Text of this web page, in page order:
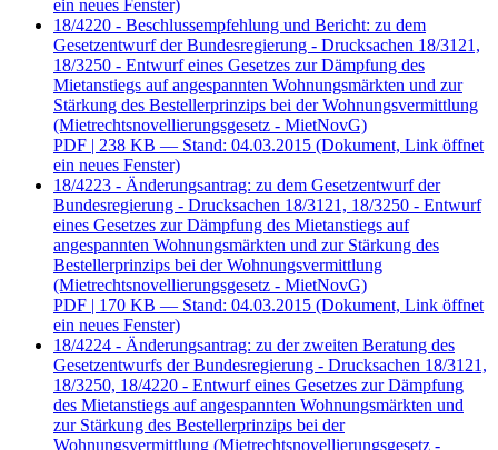
ein neues Fenster)
18/4220 - Beschlussempfehlung und Bericht: zu dem
Gesetzentwurf der Bundesregierung - Drucksachen 18/3121,
18/3250 - Entwurf eines Gesetzes zur Dämpfung des
Mietanstiegs auf angespannten Wohnungsmärkten und zur
Stärkung des Bestellerprinzips bei der Wohnungsvermittlung
(Mietrechtsnovellierungsgesetz - MietNovG)
PDF | 238 KB — Stand: 04.03.2015 (Dokument, Link öffnet
ein neues Fenster)
18/4223 - Änderungsantrag: zu dem Gesetzentwurf der
Bundesregierung - Drucksachen 18/3121, 18/3250 - Entwurf
eines Gesetzes zur Dämpfung des Mietanstiegs auf
angespannten Wohnungsmärkten und zur Stärkung des
Bestellerprinzips bei der Wohnungsvermittlung
(Mietrechtsnovellierungsgesetz - MietNovG)
PDF | 170 KB — Stand: 04.03.2015 (Dokument, Link öffnet
ein neues Fenster)
18/4224 - Änderungsantrag: zu der zweiten Beratung des
Gesetzentwurfs der Bundesregierung - Drucksachen 18/3121,
18/3250, 18/4220 - Entwurf eines Gesetzes zur Dämpfung
des Mietanstiegs auf angespannten Wohnungsmärkten und
zur Stärkung des Bestellerprinzips bei der
Wohnungsvermittlung (Mietrechtsnovellierungsgesetz -